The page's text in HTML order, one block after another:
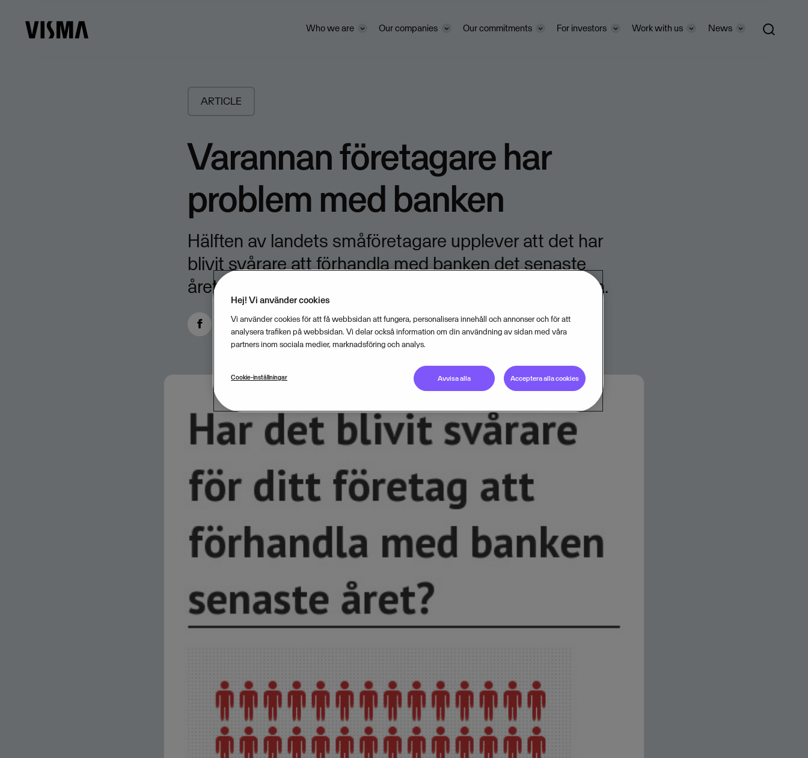
Who we are Our companies Our commitments For investors Work with us News
ARTICLE
Varannan företagare har
problem med banken
Hälften av landets småföretagare upplever att det har
blivit svårare att förhandla med banken det senaste
året. Det visar en färsk temperaturmätning från Visma.
MAY 20, 20132MIN READ
Hej! Vi använder cookies
Vi använder cookies för att få webbsidan att fungera, personalisera innehåll och annonser och för att
analysera trafiken på webbsidan. Vi delar också information om din användning av sidan med våra
partners inom sociala medier, marknadsföring och analys.
Cookie-inställningar Avvisa alla Acceptera alla cookies